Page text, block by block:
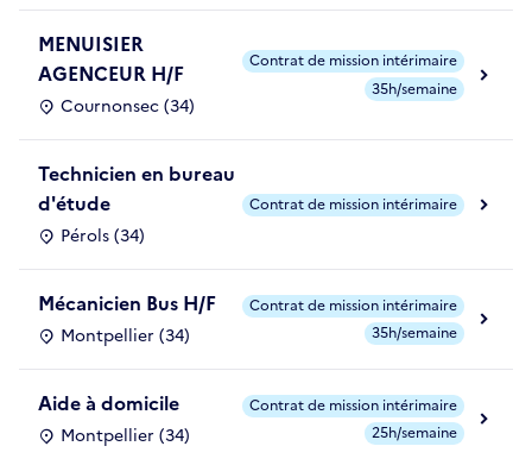
MENUISIER
AGENCEUR H/F
Cournonsec (34)
Contrat de mission intérimaire
35h/semaine
Technicien en bureau
d'étude
Pérols (34)
Contrat de mission intérimaire
Mécanicien Bus H/F
Montpellier (34)
Contrat de mission intérimaire
35h/semaine
Aide à domicile
Montpellier (34)
Contrat de mission intérimaire
25h/semaine